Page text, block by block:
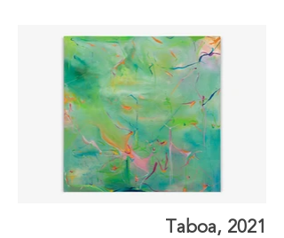
Taboa, 2021